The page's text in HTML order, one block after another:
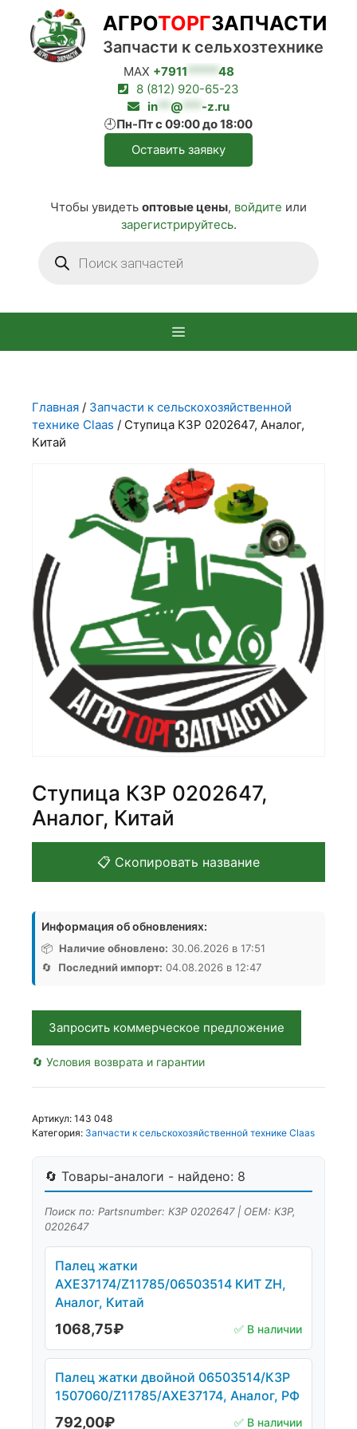
Перейти
содержимому
MAX +7911 ***** 48
8 (812) 920-65-23
in
@ *** -z.ru
🕘Пн-Пт с 09:00 до 18:00
Оставить заявку
Чтобы увидеть оптовые цены, войдите или
зарегистрируйтесь.
товаров
АГРОТОРГЗАПЧАСТИ
Запчасти к сельхозтехнике
Главная / Запчасти к сельскохозяйственной
технике Claas / Ступица КЗР 0202647, Аналог,
Китай
Ступица КЗР 0202647,
Аналог, Китай
📋 Скопировать название
Информация об обновлениях:
📦 Наличие обновлено: 30.06.2026 в 17:51
🔄
Последний импорт: 04.08.2026 в 12:47
Запросить коммерческое предложение
🔄 Условия возврата и гарантии
Артикул: 143 048
Категория: Запчасти к сельскохозяйственной технике Claas
🔄 Товары-аналоги - найдено: 8
Поиск по: Partsnumber: КЗР 0202647 | OEM: КЗР,
0202647
Палец жатки
AXE37174/Z11785/06503514 КИТ ZH,
Аналог, Китай
1068,75₽ ✅ В наличии
Палец жатки двойной 06503514/КЗР
1507060/Z11785/AXE37174, Аналог, РФ
792,00₽ ✅ В наличии